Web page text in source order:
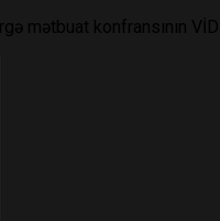
mətbuat konfransının